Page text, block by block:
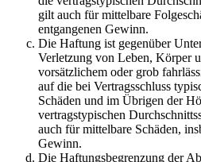
gilt auch für mittelbare
entgangenen Gewinn.
Die Haftung ist gegenüber
Verletzung von Leben, Körper
vorsätzlichem oder grob
auf die bei Vertragsschluss
Schäden und im Übrigen der
vertragstypischen
auch für mittelbare Schäden,
Gewinn.
Die Haftungsbegrenzung der